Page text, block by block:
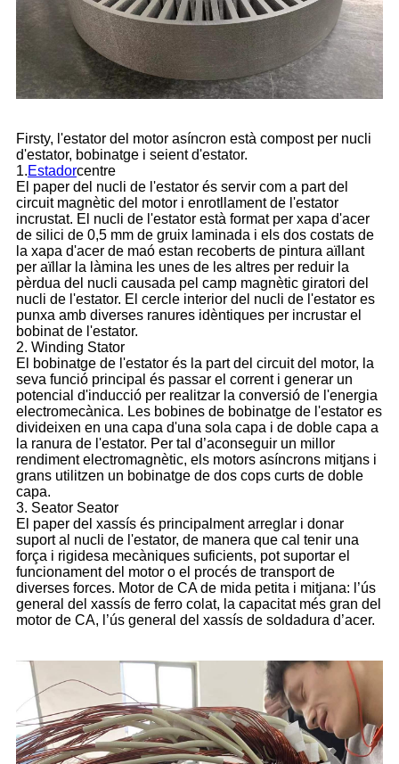
Firsty, l'estator del motor asíncron està compost per nucli
d'estator, bobinatge i seient d'estator.
1.Estadorcentre
El paper del nucli de l'estator és servir com a part del
circuit magnètic del motor i enrotllament de l'estator
incrustat. El nucli de l'estator està format per xapa d'acer
de silici de 0,5 mm de gruix laminada i els dos costats de
la xapa d'acer de maó estan recoberts de pintura aïllant
per aïllar la làmina les unes de les altres per reduir la
pèrdua del nucli causada pel camp magnètic giratori del
nucli de l'estator. El cercle interior del nucli de l'estator es
punxa amb diverses ranures idèntiques per incrustar el
bobinat de l'estator.
2. Winding Stator
El bobinatge de l'estator és la part del circuit del motor, la
seva funció principal és passar el corrent i generar un
potencial d'inducció per realitzar la conversió de l'energia
electromecànica. Les bobines de bobinatge de l'estator es
divideixen en una capa d'una sola capa i de doble capa a
la ranura de l'estator. Per tal d’aconseguir un millor
rendiment electromagnètic, els motors asíncrons mitjans i
grans utilitzen un bobinatge de dos cops curts de doble
capa.
3. Seator Seator
El paper del xassís és principalment arreglar i donar
suport al nucli de l'estator, de manera que cal tenir una
força i rigidesa mecàniques suficients, pot suportar el
funcionament del motor o el procés de transport de
diverses forces. Motor de CA de mida petita i mitjana: l’ús
general del xassís de ferro colat, la capacitat més gran del
motor de CA, l’ús general del xassís de soldadura d’acer.